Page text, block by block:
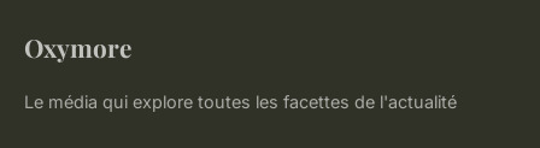
Oxymore
Le média qui explore toutes les facettes de l'actualité